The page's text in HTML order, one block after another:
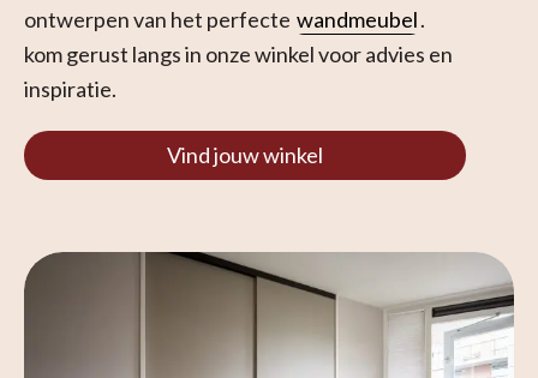
ontwerpen van het perfecte wandmeubel.
kom gerust langs in onze winkel voor advies en
inspiratie.
Vind jouw winkel